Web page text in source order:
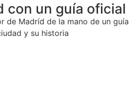
con un guía oficial
de Madríd de la mano de un guía
y su historia